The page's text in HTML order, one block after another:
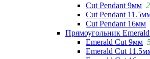
Cut Pendant 9мм
Cut Pendant
Cut Pendant 16мм
Прямоугольник
Emerald Cut 9мм
Emerald Cut